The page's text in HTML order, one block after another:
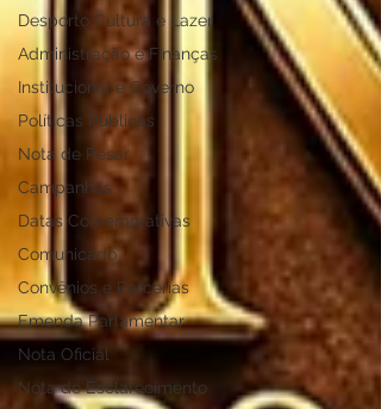
Desporto Cultura e Lazer
Administração e Finanças
Institucional e Governo
Políticas Públicas
Nota de Pesar
Campanhas
Datas Comemorativas
Comunicado
Convênios e Parcerias
Emenda Parlamentar
Nota Oficial
Nota de Esclarecimento